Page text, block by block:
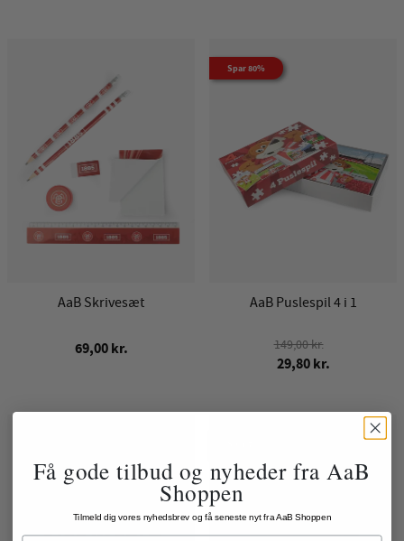
AaB Skrivesæt
69,00 kr.
Spar 80%
AaB Puslespil 4 i 1
149,00 kr.
29,80 kr.
Få gode tilbud og nyheder fra AaB
Shoppen
Tilmeld dig vores nyhedsbrev og få seneste nyt fra AaB Shoppen